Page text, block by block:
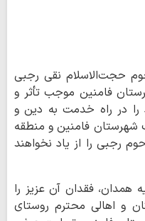
حجت‌الاسلام نقی رجبی
فامنین موجب تأثر و
را در راه خدمت به دین و
شهرستان فامنین و منطقه
رجبی را از یاد نخواهند
همدان، فقدان آن عزیز را
و اهالی محترم روستای